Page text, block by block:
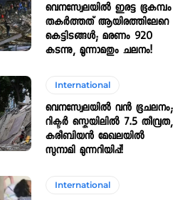
വെനസ്വേലയിൽ ഇരട്ട ഭൂകമ്പം
തകർത്തത് ആയിരത്തിലേറെ
കെട്ടിടങ്ങൾ; മരണം 920
കടന്നു, മൂന്നാമതും ചലനം!
International
വെനസ്വേലയിൽ വൻ ഭൂചലനം;
റിക്ടർ സ്കെയിലിൽ 7.5 തീവ്രത,
കരീബിയൻ മേഖലയിൽ
സുനാമി മുന്നറിയിപ്പ്!
International